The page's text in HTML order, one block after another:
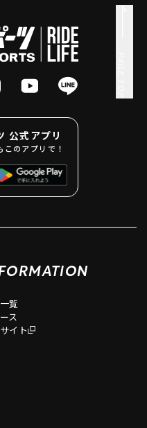
公式アプリ
のアプリで！
覧
ス
イト